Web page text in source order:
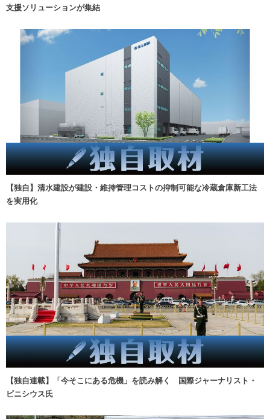
支援ソリューションが集結
【独自】清水建設が建設・維持管理コストの抑制可能な冷蔵倉庫新工法
を実用化
【独自連載】「今そこにある危機」を読み解く 国際ジャーナリスト・
ビニシウス氏